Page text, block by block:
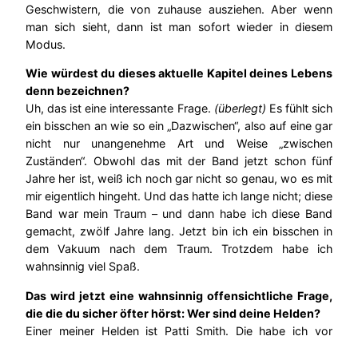
Geschwistern, die von zuhause ausziehen. Aber wenn
man sich sieht, dann ist man sofort wieder in diesem
Modus.
Wie würdest du dieses aktuelle Kapitel deines Lebens
denn bezeichnen?
Uh, das ist eine interessante Frage. (überlegt) Es fühlt sich
ein bisschen an wie so ein „Dazwischen“, also auf eine gar
nicht nur unangenehme Art und Weise „zwischen
Zuständen“. Obwohl das mit der Band jetzt schon fünf
Jahre her ist, weiß ich noch gar nicht so genau, wo es mit
mir eigentlich hingeht. Und das hatte ich lange nicht; diese
Band war mein Traum – und dann habe ich diese Band
gemacht, zwölf Jahre lang. Jetzt bin ich ein bisschen in
dem Vakuum nach dem Traum. Trotzdem habe ich
wahnsinnig viel Spaß.
Das wird jetzt eine wahnsinnig offensichtliche Frage,
die die du sicher öfter hörst: Wer sind deine Helden?
Einer meiner Helden ist Patti Smith. Die habe ich vor